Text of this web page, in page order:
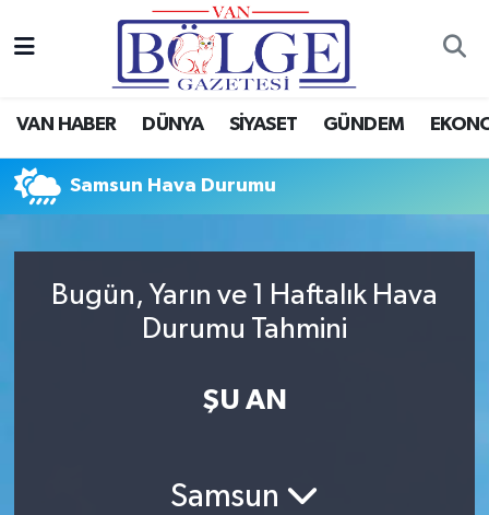
VAN HABER DÜNYA SİYASET GÜNDEM
Samsun Hava Durumu
Bugün, Yarın ve 1 Haftalık Hava
Durumu Tahmini
ŞU AN
Samsun
Van Haber
Gündem
Spor
Ekonomi
Hava Durumu
Puan Durumu ve Fikstür
Tüm Manşetler
Son Dakika Haberleri